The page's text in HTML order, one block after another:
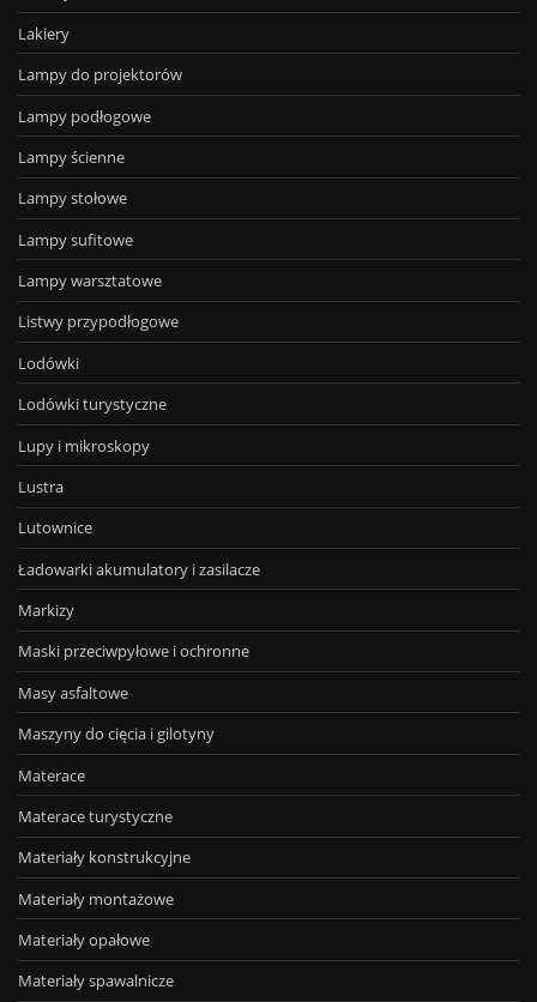
Lakiery
Lampy do projektorów
Lampy podłogowe
Lampy ścienne
Lampy stołowe
Lampy sufitowe
Lampy warsztatowe
Listwy przypodłogowe
Lodówki
Lodówki turystyczne
Lupy i mikroskopy
Lustra
Lutownice
Ładowarki akumulatory i zasilacze
Markizy
Maski przeciwpyłowe i ochronne
Masy asfaltowe
Maszyny do cięcia i gilotyny
Materace
Materace turystyczne
Materiały konstrukcyjne
Materiały montażowe
Materiały opałowe
Materiały spawalnicze